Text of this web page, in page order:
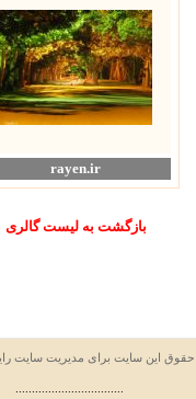
rayen.ir
بازگشت به ليست گالری
حقوق اين سايت برای مدیریت سایت